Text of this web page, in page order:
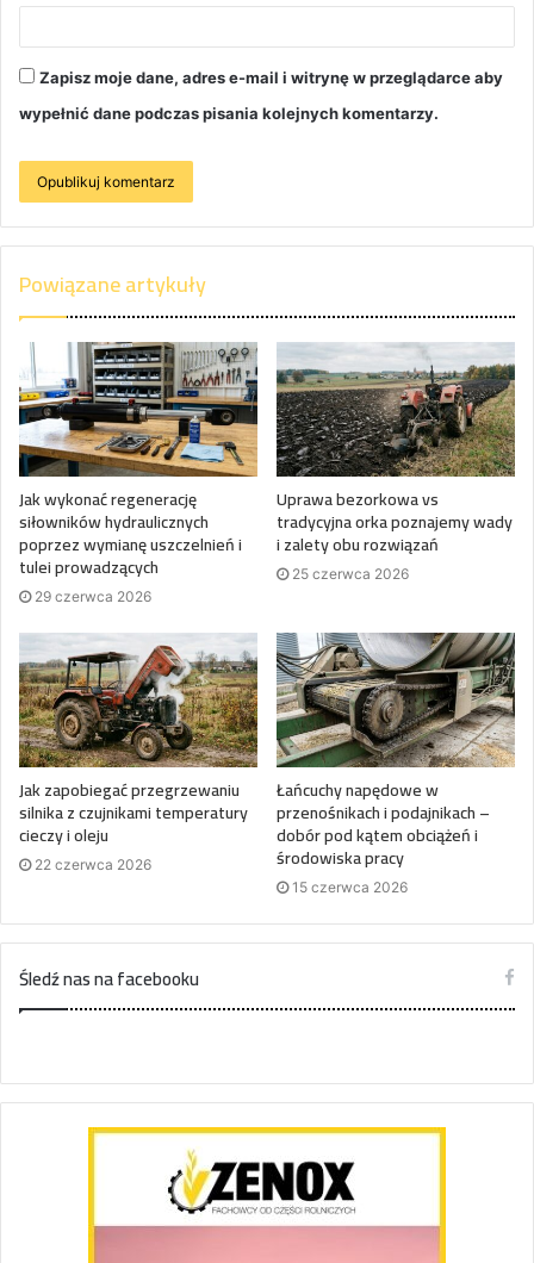
Zapisz moje dane, adres e-mail i witrynę w przeglądarce aby
wypełnić dane podczas pisania kolejnych komentarzy.
Powiązane artykuły
Jak wykonać regenerację
siłowników hydraulicznych
poprzez wymianę uszczelnień i
tulei prowadzących
29 czerwca 2026
Uprawa bezorkowa vs
tradycyjna orka poznajemy wady
i zalety obu rozwiązań
25 czerwca 2026
Jak zapobiegać przegrzewaniu
silnika z czujnikami temperatury
cieczy i oleju
22 czerwca 2026
Łańcuchy napędowe w
przenośnikach i podajnikach –
dobór pod kątem obciążeń i
środowiska pracy
15 czerwca 2026
Śledź nas na facebooku